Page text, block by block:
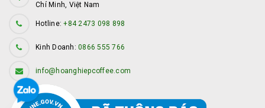
Chí Minh, Việt Nam
Hotline:+84 2473 098 898
Kinh Doanh: 0866 555 766
info@hoanghiepcoffee.com